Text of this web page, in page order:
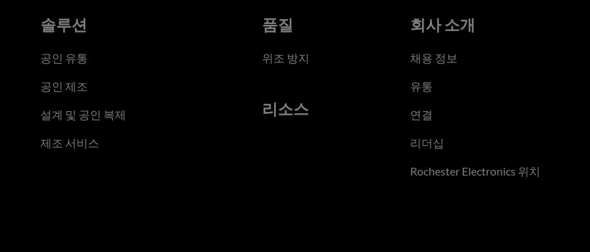
솔루션
공인 유통
공인 제조
설계 및 공인 복제
제조 서비스
품질
위조 방지
리소스
회사 소개
채용 정보
유통
연결
리더십
Rochester Electronics 위치